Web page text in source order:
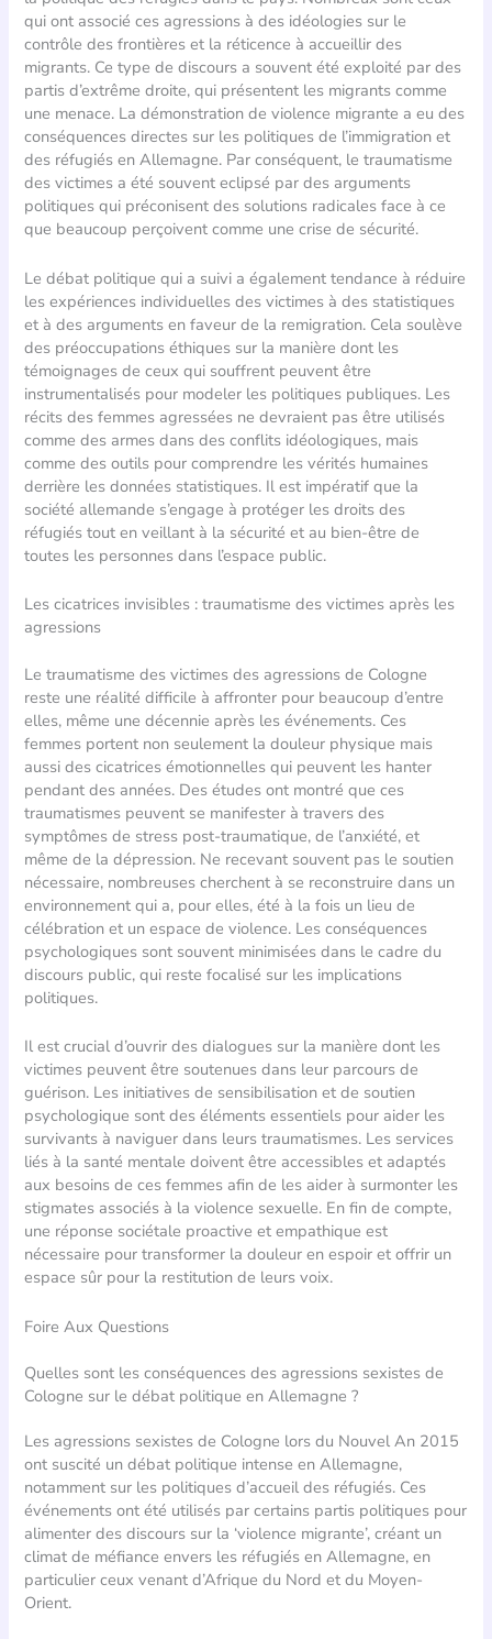
qui ont associé ces agressions à des idéologies sur le
contrôle des frontières et la réticence à accueillir des
migrants. Ce type de discours a souvent été exploité par des
partis d’extrême droite, qui présentent les migrants comme
une menace. La démonstration de violence migrante a eu des
conséquences directes sur les politiques de l’immigration et
des réfugiés en Allemagne. Par conséquent, le traumatisme
des victimes a été souvent eclipsé par des arguments
politiques qui préconisent des solutions radicales face à ce
que beaucoup perçoivent comme une crise de sécurité.
Le débat politique qui a suivi a également tendance à réduire
les expériences individuelles des victimes à des statistiques
et à des arguments en faveur de la remigration. Cela soulève
des préoccupations éthiques sur la manière dont les
témoignages de ceux qui souffrent peuvent être
instrumentalisés pour modeler les politiques publiques. Les
récits des femmes agressées ne devraient pas être utilisés
comme des armes dans des conflits idéologiques, mais
comme des outils pour comprendre les vérités humaines
derrière les données statistiques. Il est impératif que la
société allemande s’engage à protéger les droits des
réfugiés tout en veillant à la sécurité et au bien-être de
toutes les personnes dans l’espace public.
Les cicatrices invisibles : traumatisme des victimes après les
agressions
Le traumatisme des victimes des agressions de Cologne
reste une réalité difficile à affronter pour beaucoup d’entre
elles, même une décennie après les événements. Ces
femmes portent non seulement la douleur physique mais
aussi des cicatrices émotionnelles qui peuvent les hanter
pendant des années. Des études ont montré que ces
traumatismes peuvent se manifester à travers des
symptômes de stress post-traumatique, de l’anxiété, et
même de la dépression. Ne recevant souvent pas le soutien
nécessaire, nombreuses cherchent à se reconstruire dans un
environnement qui a, pour elles, été à la fois un lieu de
célébration et un espace de violence. Les conséquences
psychologiques sont souvent minimisées dans le cadre du
discours public, qui reste focalisé sur les implications
politiques.
Il est crucial d’ouvrir des dialogues sur la manière dont les
victimes peuvent être soutenues dans leur parcours de
guérison. Les initiatives de sensibilisation et de soutien
psychologique sont des éléments essentiels pour aider les
survivants à naviguer dans leurs traumatismes. Les services
liés à la santé mentale doivent être accessibles et adaptés
aux besoins de ces femmes afin de les aider à surmonter les
stigmates associés à la violence sexuelle. En fin de compte,
une réponse sociétale proactive et empathique est
nécessaire pour transformer la douleur en espoir et offrir un
espace sûr pour la restitution de leurs voix.
Foire Aux Questions
Quelles sont les conséquences des agressions sexistes de
Cologne sur le débat politique en Allemagne ?
Les agressions sexistes de Cologne lors du Nouvel An 2015
ont suscité un débat politique intense en Allemagne,
notamment sur les politiques d’accueil des réfugiés. Ces
événements ont été utilisés par certains partis politiques pour
alimenter des discours sur la ‘violence migrante’, créant un
climat de méfiance envers les réfugiés en Allemagne, en
particulier ceux venant d’Afrique du Nord et du Moyen-
Orient.